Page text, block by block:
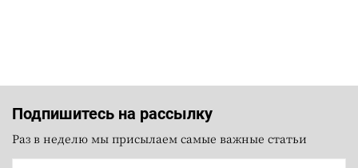
Подпишитесь на рассылку
Раз в неделю мы присылаем самые важные статьи